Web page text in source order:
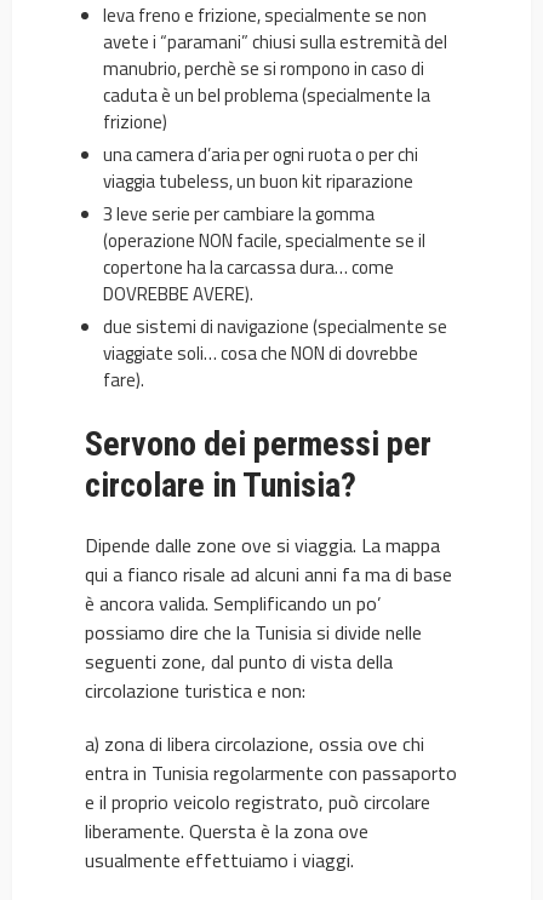
leva freno e frizione, specialmente se non
avete i “paramani” chiusi sulla estremità del
manubrio, perchè se si rompono in caso di
caduta è un bel problema (specialmente la
frizione)
una camera d’aria per ogni ruota o per chi
viaggia tubeless, un buon kit riparazione
3 leve serie per cambiare la gomma
(operazione NON facile, specialmente se il
copertone ha la carcassa dura… come
DOVREBBE AVERE).
due sistemi di navigazione (specialmente se
viaggiate soli… cosa che NON di dovrebbe
fare).
Servono dei permessi per
circolare in Tunisia?
Dipende dalle zone ove si viaggia. La mappa
qui a fianco risale ad alcuni anni fa ma di base
è ancora valida. Semplificando un po’
possiamo dire che la Tunisia si divide nelle
seguenti zone, dal punto di vista della
circolazione turistica e non:
a) zona di libera circolazione, ossia ove chi
entra in Tunisia regolarmente con passaporto
e il proprio veicolo registrato, può circolare
liberamente. Quersta è la zona ove
usualmente effettuiamo i viaggi.